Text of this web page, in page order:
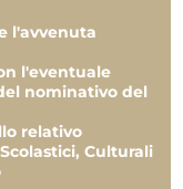
100.000,00 €
13.500,00 €
l'avvenuta
l'eventuale
nominativo del
relativo
Culturali